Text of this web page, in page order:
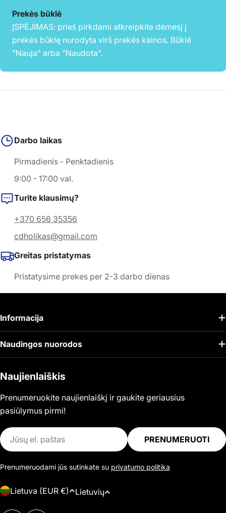
Prekės būklė
ĮSPĖJIMAS: prieš pirkdami atkreipkite dėmesį į
prekės būklę nurodyta virš prekės kainos. Būklė
"Nauja" arba "Naudota".
Darbo laikas
Pirmadienis - Penktadienis
9:00 - 17:00 val.
Turite klausimų?
+370 656 35356
cdholikas@gmail.com
Greitas pristatymas
Pristatysime prekes per 2-3 darbo dienas
Naujienlaiškis
Prenumeruokite naujienlaiškį ir gaukite geriausius
pasiūlymus pirmi!
El.
paštas
PRENUMERUOTI
Prenumeruodami jūs sutinkate su privatumo politika
Informacija
Naudingos nuorodos
Š
Lietuva (EUR €)
K
Lietuvių